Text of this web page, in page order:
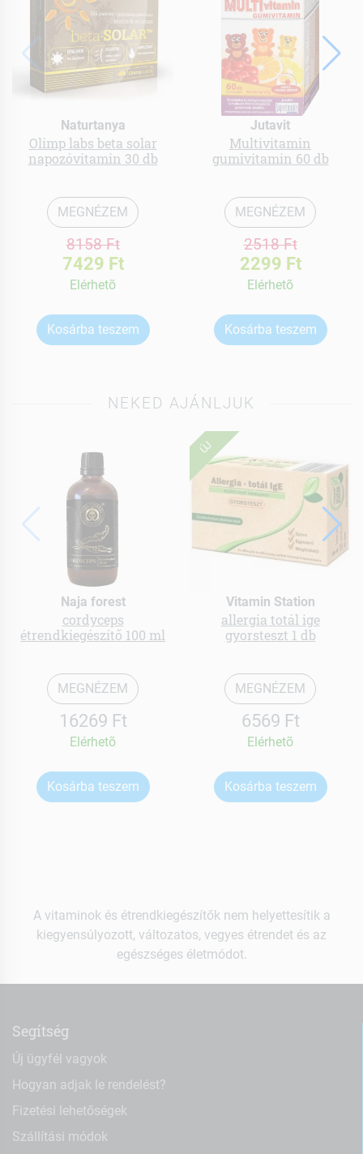
Naturtanya
Olimp labs beta solar
napozóvitamin 30 db
MEGNÉZEM
8158 Ft
7429 Ft
Elérhetõ
Kosárba teszem
Jutavit
Multivitamin
gumivitamin 60 db
MEGNÉZEM
2518 Ft
2299 Ft
Elérhetõ
Kosárba teszem
NEKED AJÁNLJUK
Naja forest
cordyceps
étrendkiegészítő 100 ml
MEGNÉZEM
16269 Ft
Elérhetõ
Kosárba teszem
ÚJ
Vitamin Station
allergia totál ige
gyorsteszt 1 db
MEGNÉZEM
6569 Ft
Elérhetõ
Kosárba teszem
A vitaminok és étrendkiegészítők nem helyettesítik a
kiegyensúlyozott, változatos, vegyes étrendet és az
egészséges életmódot.
Segítség
Új ügyfél vagyok
Hogyan adjak le rendelést?
Fizetési lehetőségek
Szállítási módok